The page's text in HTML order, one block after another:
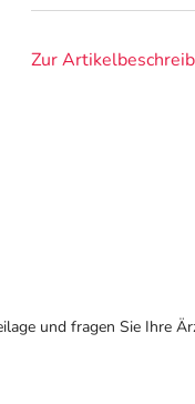
Zur
und fragen Sie Ihre